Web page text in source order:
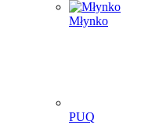
Młynko
PUQ